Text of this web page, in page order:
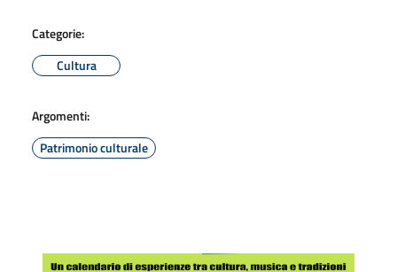
Categorie:
Cultura
Argomenti:
Patrimonio culturale